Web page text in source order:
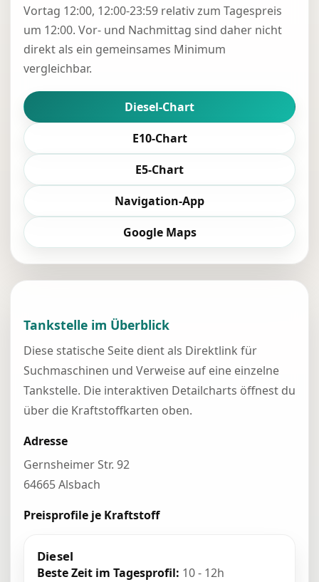
Vortag 12:00, 12:00-23:59 relativ zum Tagespreis
um 12:00. Vor- und Nachmittag sind daher nicht
direkt als ein gemeinsames Minimum
vergleichbar.
Diesel-Chart
E10-Chart
E5-Chart
Navigation-App
Google Maps
Tankstelle im Überblick
Diese statische Seite dient als Direktlink für
Suchmaschinen und Verweise auf eine einzelne
Tankstelle. Die interaktiven Detailcharts öffnest du
über die Kraftstoffkarten oben.
Adresse
Gernsheimer Str. 92
64665 Alsbach
Preisprofile je Kraftstoff
Diesel
Beste Zeit im Tagesprofil: 10 - 12h